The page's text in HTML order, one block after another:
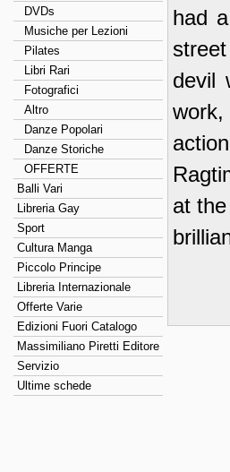
had
devil
at
DVDs
Musiche per Lezioni
Pilates
Libri Rari
Fotografici
Altro
Danze Popolari
Danze Storiche
OFFERTE
Balli Vari
Libreria Gay
Sport
Cultura Manga
Piccolo Principe
Libreria Internazionale
Offerte Varie
Edizioni Fuori Catalogo
Massimiliano Piretti Editore
Servizio
Ultime schede